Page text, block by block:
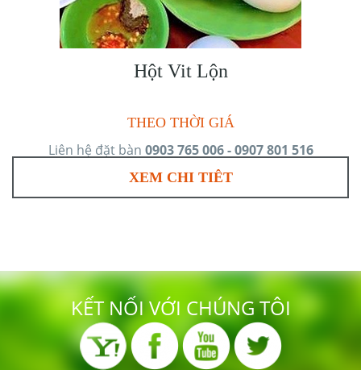
Hột Vit Lộn
THEO THỜI GIÁ
Liên hệ đặt bàn 0903 765 006 - 0907 801 516
XEM CHI TIÊT
KẾT NỐI VỚI CHÚNG TÔI